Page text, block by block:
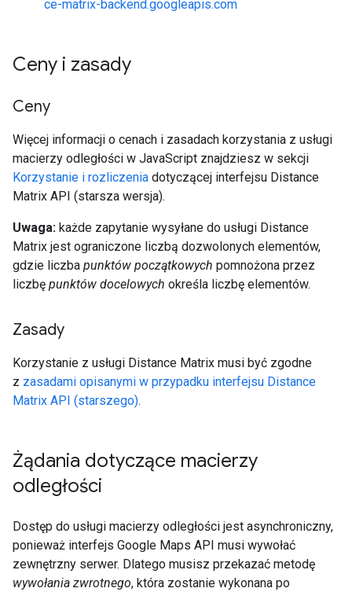
ce-matrix-backend.googleapis.com
Ceny i zasady
Ceny
Więcej informacji o cenach i zasadach korzystania z usługi
macierzy odległości w JavaScript znajdziesz w sekcji
Korzystanie i rozliczenia dotyczącej interfejsu Distance
Matrix API (starsza wersja).
Uwaga: każde zapytanie wysyłane do usługi Distance
Matrix jest ograniczone liczbą dozwolonych elementów,
gdzie liczba punktów początkowych pomnożona przez
liczbę punktów docelowych określa liczbę elementów.
Zasady
Korzystanie z usługi Distance Matrix musi być zgodne
z zasadami opisanymi w przypadku interfejsu Distance
Matrix API (starszego).
Żądania dotyczące macierzy
odległości
Dostęp do usługi macierzy odległości jest asynchroniczny,
ponieważ interfejs Google Maps API musi wywołać
zewnętrzny serwer. Dlatego musisz przekazać metodę
wywołania zwrotnego, która zostanie wykonana po